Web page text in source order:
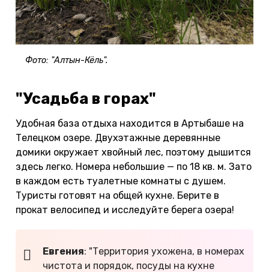
Фото: "Алтын-Кёль".
"Усадьба в горах"
Удобная база отдыха находится в Артыбаше на
Телецком озере. Двухэтажные деревянные
домики окружает хвойный лес, поэтому дышится
здесь легко. Номера небольшие — по 18 кв. м. Зато
в каждом есть туалетные комнаты с душем.
Туристы готовят на общей кухне. Берите в
прокат велосипед и исследуйте берега озера!
Евгения: "Территория ухожена, в номерах
чистота и порядок, посуды на кухне